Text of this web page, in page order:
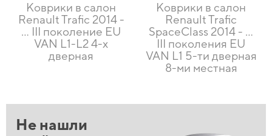
Коврики в салон
Renault Trafic 2014 -
… III поколение EU
VAN L1-L2 4-х
дверная
Коврики в салон
Renault Trafic
SpaceClass 2014 - ...
III поколения EU
VAN L1 5-ти дверная
8-ми местная
Не нашли